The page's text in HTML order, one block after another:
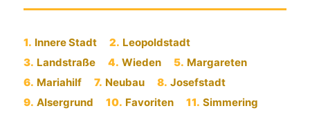
1. Innere Stadt 2. Leopoldstadt
3. Landstraße 4. Wieden 5. Margareten
6. Mariahilf 7. Neubau 8. Josefstadt
9. Alsergrund 10. Favoriten 11. Simmering